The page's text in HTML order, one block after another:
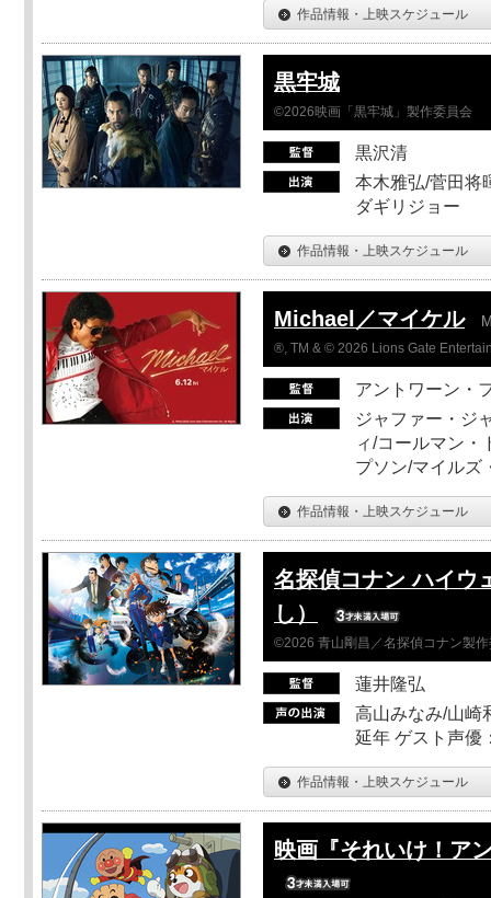
作品情報・上映スケジュール
黒牢城
©2026映画「黒牢城」製作委員会
黒沢清
本木雅弘/菅田将
ダギリジョー
作品情報・上映スケジュール
Michael／マイケル
®, TM & © 2026 Lions Gate
アントワーン・
ジャファー・ジ
ィ/コールマン・
プソン/マイルズ
作品情報・上映スケジュール
名探偵コナン ハイウ
し）
©2026 青山剛昌／名探偵コナン製
蓮井隆弘
高山みなみ/山崎
延年 ゲスト声優
作品情報・上映スケジュール
映画『それいけ！ア